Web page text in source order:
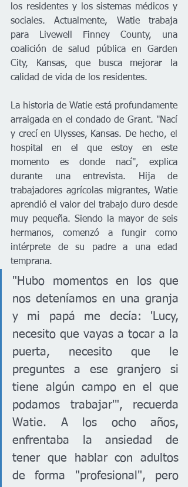
los residentes y los sistemas médicos y
sociales. Actualmente, Watie trabaja
para Livewell Finney County, una
coalición de salud pública en Garden
City, Kansas, que busca mejorar la
calidad de vida de los residentes.
La historia de Watie está profundamente
arraigada en el condado de Grant. "Nací
y crecí en Ulysses, Kansas. De hecho, el
hospital en el que estoy en este
momento es donde nací", explica
durante una entrevista. Hija de
trabajadores agrícolas migrantes, Watie
aprendió el valor del trabajo duro desde
muy pequeña. Siendo la mayor de seis
hermanos, comenzó a fungir como
intérprete de su padre a una edad
temprana.
"Hubo momentos en los que
nos deteníamos en una granja
y mi papá me decía: 'Lucy,
necesito que vayas a tocar a la
puerta, necesito que le
preguntes a ese granjero si
tiene algún campo en el que
podamos trabajar'", recuerda
Watie. A los ocho años,
enfrentaba la ansiedad de
tener que hablar con adultos
de forma "profesional", pero